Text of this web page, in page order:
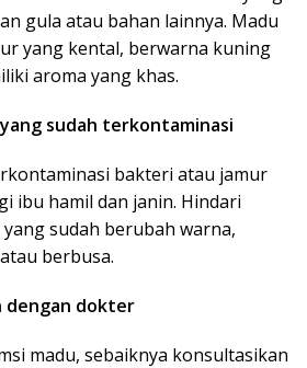
gula atau bahan lainnya. Madu
yang kental, berwarna kuning
aroma yang khas.
sudah terkontaminasi
bakteri atau jamur
ibu hamil dan janin. Hindari
sudah berubah warna,
berbusa.
dengan dokter
madu, sebaiknya konsultasikan